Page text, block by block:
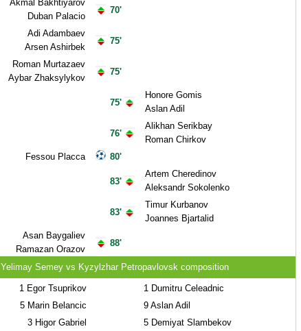
Akmal Bakhtiyarov
Duban Palacio
Adi Adambaev
Arsen Ashirbek
Roman Murtazaev
Aybar Zhaksylykov
Fessou Placca
Asan Baygaliev
Ramazan Orazov
70'
75'
75'
75'
76'
80'
83'
83'
88'
Honore Gomis
Aslan Adil
Alikhan Serikbay
Roman Chirkov
Artem Cheredinov
Aleksandr Sokolenko
Timur Kurbanov
Joannes Bjartalid
Yelimay Semey vs Kyzylzhar Petropavlovsk composition
1Egor Tsuprikov
5Marin Belancic
3Higor Gabriel
1Dumitru Celeadnic
9Aslan Adil
5Demiyat Slambekov